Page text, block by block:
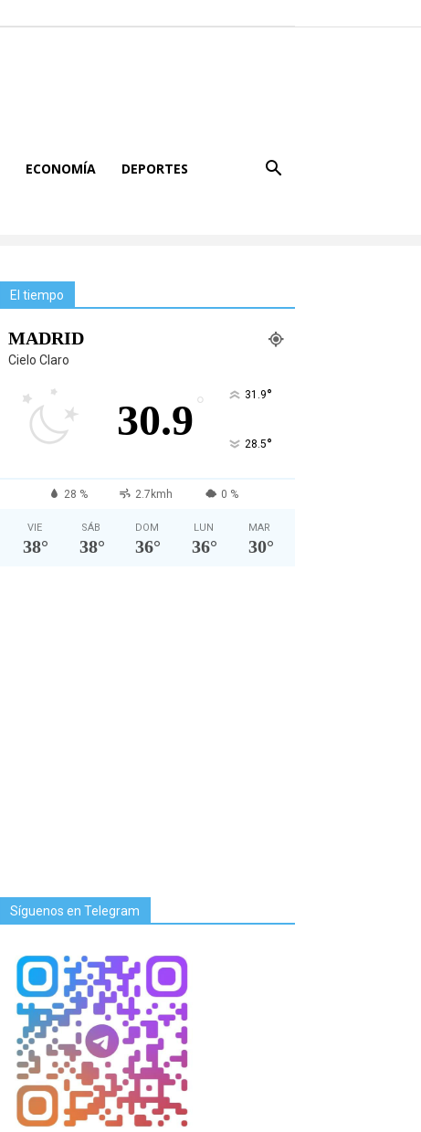
ECONOMÍA DEPORTES
El tiempo
MADRID
Cielo Claro
30.9 ° 31.9°
28.5°
28 % 2.7kmh 0 %
VIE
38°
SÁB
38°
DOM
36°
LUN
36°
MAR
30°
Síguenos en Telegram